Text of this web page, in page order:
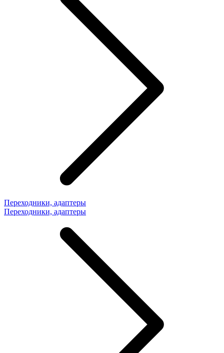
Переходники, адаптеры
Переходники, адаптеры